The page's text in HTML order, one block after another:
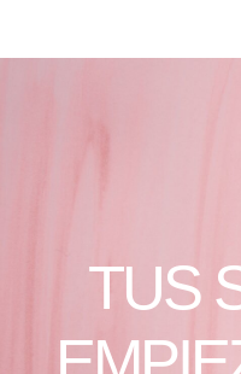
TUS